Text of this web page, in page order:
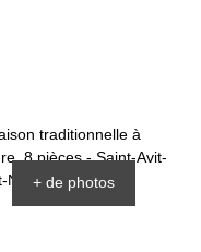
+ de photos